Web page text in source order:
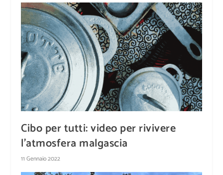
Cibo per tutti: video per rivivere
l’atmosfera malgascia
11 Gennaio 2022